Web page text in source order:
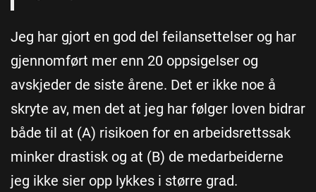
Jeg har gjort en god del feilansettelser og har
gjennomført mer enn 20 oppsigelser og
avskjeder de siste årene. Det er ikke noe å
skryte av, men det at jeg har følger loven bidrar
både til at (A) risikoen for en arbeidsrettssak
minker drastisk og at (B) de medarbeiderne
jeg ikke sier opp lykkes i større grad.